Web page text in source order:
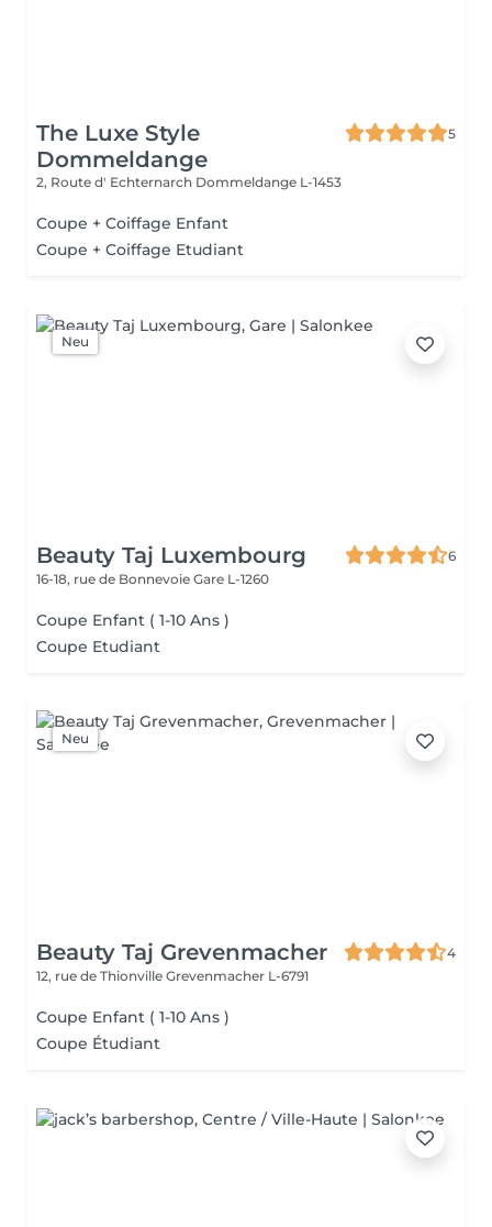
The Luxe Style
Dommeldange
5
2, Route d' Echternarch Dommeldange L-1453
Coupe + Coiffage Enfant
Coupe + Coiffage Etudiant
Neu
Beauty Taj Luxembourg
6
16-18, rue de Bonnevoie Gare L-1260
Coupe Enfant ( 1-10 Ans )
Coupe Etudiant
Neu
Beauty Taj Grevenmacher
4
12, rue de Thionville Grevenmacher L-6791
Coupe Enfant ( 1-10 Ans )
Coupe Étudiant